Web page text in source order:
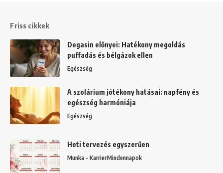
Friss cikkek
Degasin előnyei: Hatékony megoldás
puffadás és bélgázok ellen
Egészség
A szolárium jótékony hatásai: napfény és
egészség harmóniája
Egészség
Heti tervezés egyszerűen
Munka - KarrierMindennapok